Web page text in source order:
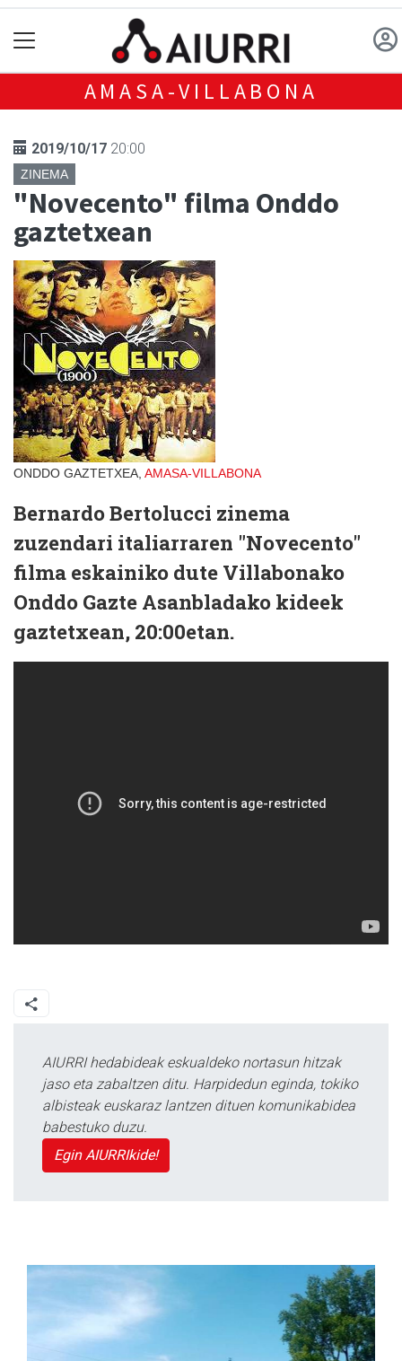
AMASA-VILLABONA
2019/10/17 20:00
ZINEMA
"Novecento" filma Onddo
gaztetxean
ONDDO GAZTETXEA, AMASA-VILLABONA
Bernardo Bertolucci zinema
zuzendari italiarraren "Novecento"
filma eskainiko dute Villabonako
Onddo Gazte Asanbladako kideek
gaztetxean, 20:00etan.
AIURRI hedabideak eskualdeko nortasun hitzak
jaso eta zabaltzen ditu. Harpidedun eginda, tokiko
albisteak euskaraz lantzen dituen komunikabidea
babestuko duzu.
Egin AIURRIkide!